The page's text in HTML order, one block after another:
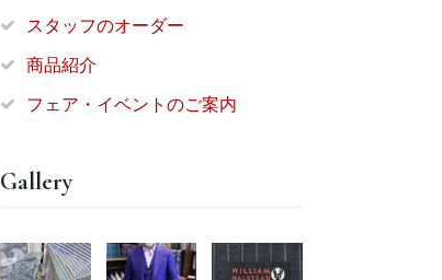
スタッフのオーダー
商品紹介
フェア・イベントのご案内
Gallery